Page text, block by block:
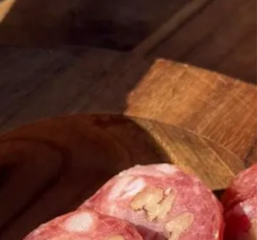
chegar a 8 mil toneladas, conforme o IBPecan. O
evento também discutiu irrigação, produtividade,
custos e mercado, além de lançar o livro
“Nogueira-pecã”, da Embrapa, com 82 autores.